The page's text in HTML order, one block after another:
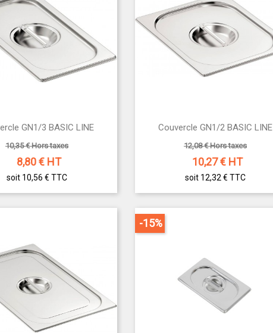
Aperçu rapide
GN1/3 BASIC LINE
10,35 € Hors taxes
8,80€ HT
soit 10,56 € TTC
Aperçu rapide
Couvercle GN1/2 BASIC LINE
12,08 € Hors taxes
10,27€ HT
soit 12,32 € TTC
-15%